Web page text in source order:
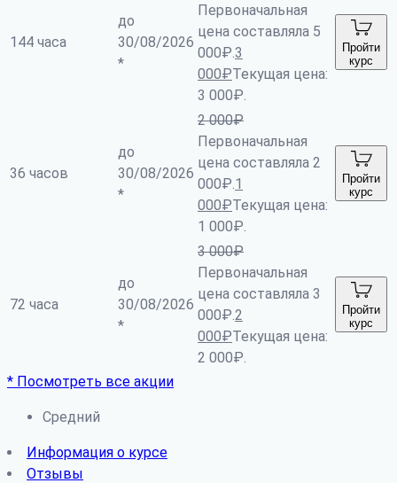
144 часа
до
30/08/2026
*
Первоначальная
цена составляла 5
000₽.3
000₽Текущая цена:
3 000₽.
Пройти
курс
36 часов
до
30/08/2026
*
2 000₽
Первоначальная
цена составляла 2
000₽.1
000₽Текущая цена:
1 000₽.
Пройти
курс
72 часа
до
30/08/2026
*
3 000₽
Первоначальная
цена составляла 3
000₽.2
000₽Текущая цена:
2 000₽.
Пройти
курс
* Посмотреть все акции
Средний
Информация о курсе
Отзывы